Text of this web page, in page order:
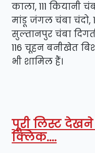
काला, 111 कियानी
मांडू जंगल चंबा चंदो,
सुल्तानपुर चंबा
116 चूहन बनीखेत
भी शामिल हैं।
पूरी लिस्ट
क्लिक....